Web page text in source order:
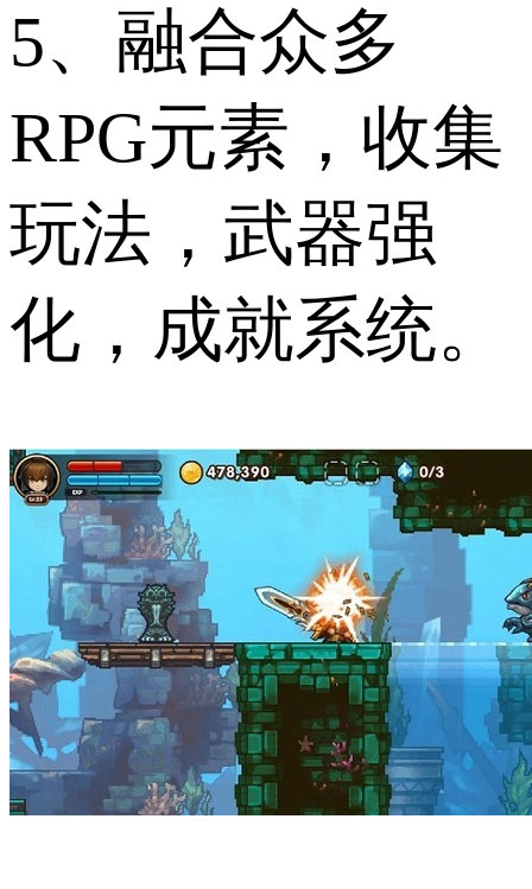
5、融合众多
RPG元素，收集
玩法，武器强
化，成就系统。